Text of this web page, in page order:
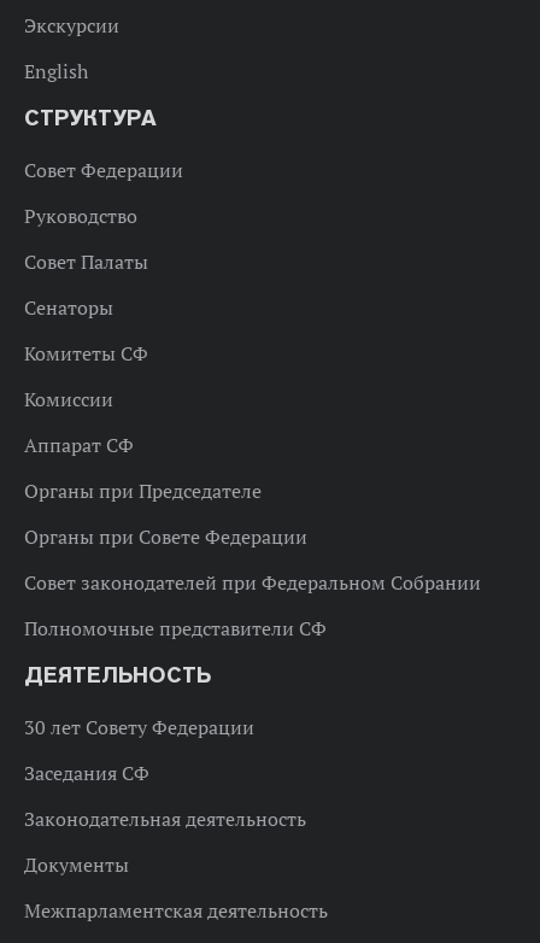
Экскурсии
English
СТРУКТУРА
Совет Федерации
Руководство
Совет Палаты
Сенаторы
Комитеты СФ
Комиссии
Аппарат СФ
Органы при Председателе
Органы при Совете Федерации
Совет законодателей при Федеральном Собрании
Полномочные представители СФ
ДЕЯТЕЛЬНОСТЬ
30 лет Совету Федерации
Заседания СФ
Законодательная деятельность
Документы
Межпарламентская деятельность